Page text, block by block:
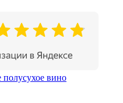
полусухое вино